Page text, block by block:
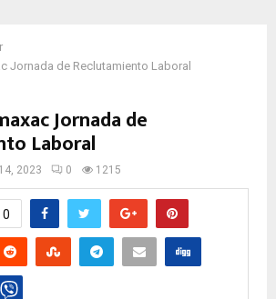
Jornada de Reclutamiento Laboral
Jornada de
Laboral
2023 0 1215
0